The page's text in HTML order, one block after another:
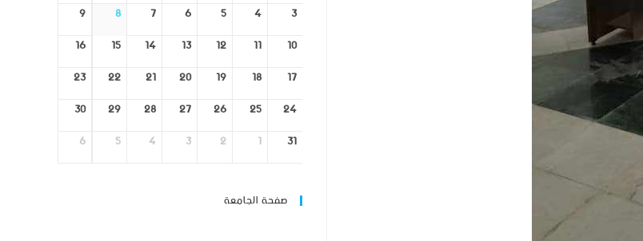
3
4
5
6
7
8
9
10
11
12
13
14
15
16
17
18
19
20
21
22
23
24
25
26
27
28
29
30
31
1
2
3
4
5
6
صفحة الجامعة